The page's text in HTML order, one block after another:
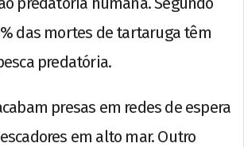
das mortes de tartaruga têm
predatória.
presas em redes de espera
em alto mar. Outro